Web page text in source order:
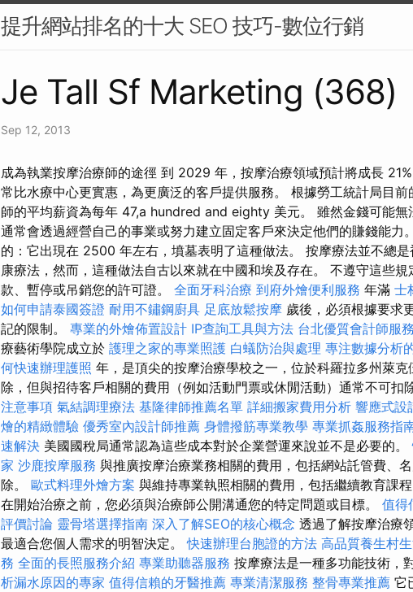
提升網站排名的十大 SEO 技巧-數位行銷
Je Tall Sf Marketing (368)
Sep 12, 2013
成為執業按摩治療師的途徑 到 2029 年，按摩治療領域預計將成長
常比水療中心更實惠，為更廣泛的客戶提供服務。 根據勞工統計局目
師的平均薪資為每年 47,a hundred and eighty 美元。 雖然金錢可能無
通常會透過經營自己的事業或努力建立固定客戶來決定他們的賺錢能力
的：它出現在 2500 年左右，墳墓表明了這種做法。 按摩療法並不總
康療法，然而，這種做法自古以來就在中國和埃及存在。 不遵守這些
款、暫停或吊銷您的許可證。 全面牙科治療 到府外燴便利服務 年滿 士
如何申請泰國簽證 耐用不鏽鋼廚具 足底放鬆按摩 歲後，必須根據要求
記的限制。 專業的外燴佈置設計 IP查詢工具與方法 台北優質會計師服務
療藝術學院成立於 護理之家的專業照護 白蟻防治與處理 專注數據分析
何快速辦理護照 年，是頂尖的按摩治療學校之一，位於科羅拉多州萊
除，但與招待客戶相關的費用（例如活動門票或休閒活動）通常不可扣
注意事項 氣結調理療法 基隆律師推薦名單 詳細搬家費用分析 響應式設
燴的精緻體驗 優秀室內設計師推薦 身體撥筋專業教學 專業抓姦服務指
速解決 美國國稅局通常認為這些成本對於企業營運來說並不是必要的。
家 沙鹿按摩服務 與推廣按摩治療業務相關的費用，包括網站託管費、
除。 歐式料理外燴方案 與維持專業執照相關的費用，包括繼續教育課
在開始治療之前，您必須與治療師公開溝通您的特定問題或目標。 值得
評價討論 靈骨塔選擇指南 深入了解SEO的核心概念 透過了解按摩治療
最適合您個人需求的明智決定。快速辦理台胞證的方法 高品質養生村
務 全面的長照服務介紹 專業助聽器服務 按摩療法是一種多功能技術，
析漏水原因的專家 值得信賴的牙醫推薦 專業清潔服務 整骨專業推薦 它